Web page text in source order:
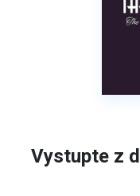
Vystupte z